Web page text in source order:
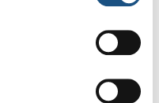
di ogni tipo di
polvere e residui
di